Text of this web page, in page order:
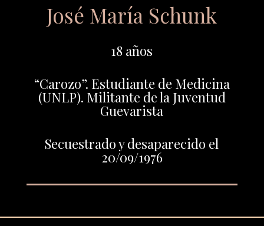
José María Schunk
18 años
“Carozo”. Estudiante de Medicina
(UNLP). Militante de la Juventud
Guevarista
Secuestrado y desaparecido el
20/09/1976